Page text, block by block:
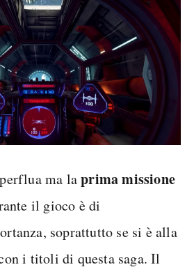
ma laprima missione
il gioco è di
soprattutto se si è alla
i titoli di questa saga. Il